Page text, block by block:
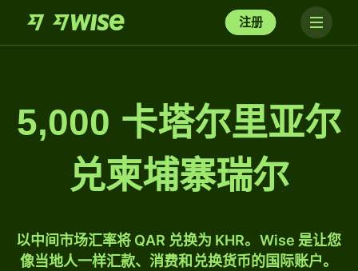
注册
5,000 卡塔尔里亚尔
兑柬埔寨瑞尔
以中间市场汇率将 QAR 兑换为 KHR。Wise 是让您
像当地人一样汇款、消费和兑换货币的国际账户。